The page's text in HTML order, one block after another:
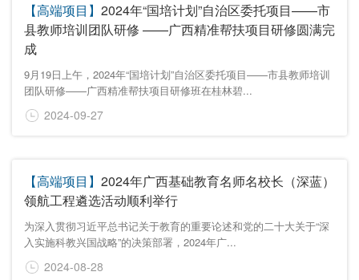
【高端项目】 2024年“国培计划”自治区委托项目——市
县教师培训团队研修 ——广西精准帮扶项目研修圆满完
成
9月19日上午，2024年“国培计划”自治区委托项目——市县教师培训
团队研修——广西精准帮扶项目研修班在桂林碧...
2024-09-27
【高端项目】 2024年广西基础教育名师名校长（深蓝）
领航工程遴选活动顺利举行
为深入贯彻习近平总书记关于教育的重要论述和党的二十大关于“深
入实施科教兴国战略”的决策部署，2024年广...
2024-08-28